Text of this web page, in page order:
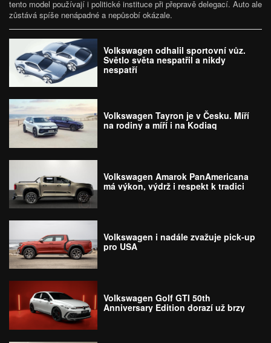
tento model používají i politické instituce při přepravě delegací. Auto ale
zůstává spíše nenápadné a nepůsobí okázale.
Volkswagen odhalil sportovní vůz.
Světlo světa nespatřil a nikdy
nespatří
Volkswagen Tayron je v Česku. Míří
na rodiny a míří i na Kodiaq
Volkswagen Amarok PanAmericana
má výkon, výdrž i respekt k tradici
Volkswagen i nadále zvažuje pick-up
pro USA
Volkswagen Golf GTI 50th
Anniversary Edition dorazí už brzy